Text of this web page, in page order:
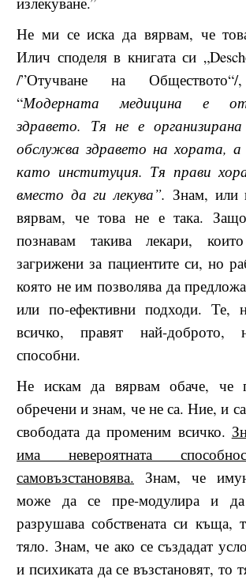
Не ми се иска да вярвам, че
Илич споделя в книгата си
/”Отучване на
“Модерната медицина е
здравето. Тя не е
обслужва здравето на хората, а
като институция. Тя прави
вместо да ги лекува”. Знам, или
вярвам, че това не е така.
познавам такива лекари,
загрижени за пациентите си, но
която не им позволява да
или по-ефективни подходи. Те,
всичко, правят най-
способни.
Не искам да вярвам обаче, че
обречени и знам, че не са. Ние, и
свободата да променим всичко.
има невероятната
самовъзстановява. Знам, че
може да се пре-модулира и да
разрушава собствената си къща,
тяло. Знам, че ако се създадат
и психиката да се възстановят, то